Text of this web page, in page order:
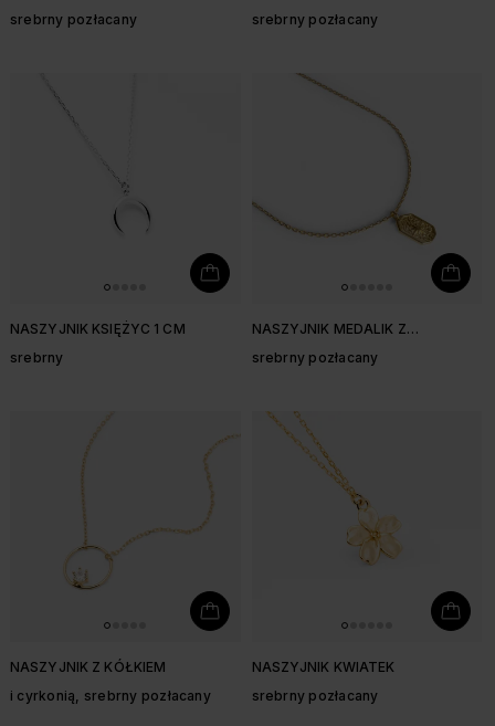
srebrny pozłacany
srebrny pozłacany
NASZYJNIK KSIĘŻYC 1 CM
srebrny
NASZYJNIK MEDALIK Z
srebrny pozłacany
NASZYJNIK Z KÓŁKIEM
i cyrkonią, srebrny pozłacany
NASZYJNIK KWIATEK
srebrny pozłacany